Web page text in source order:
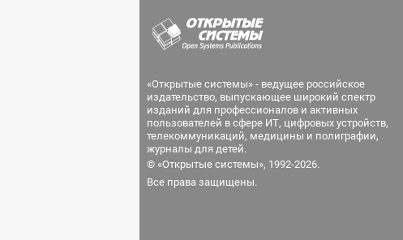
«Открытые системы» - ведущее российское
издательство, выпускающее широкий спектр
изданий для профессионалов и активных
пользователей в сфере ИТ, цифровых устройств,
телекоммуникаций, медицины и полиграфии,
журналы для детей.
© «Открытые системы», 1992-2026.
Все права защищены.